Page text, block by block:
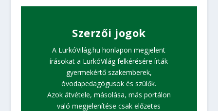
Szerzői jogok
A LurkóVilág.hu honlapon megjelent
írásokat a LurkóVilág felkérésére írták
gyermekértő szakemberek,
óvodapedagógusok és szülők.
Azok átvétele, másolása, más portálon
való megjelenítése csak előzetes